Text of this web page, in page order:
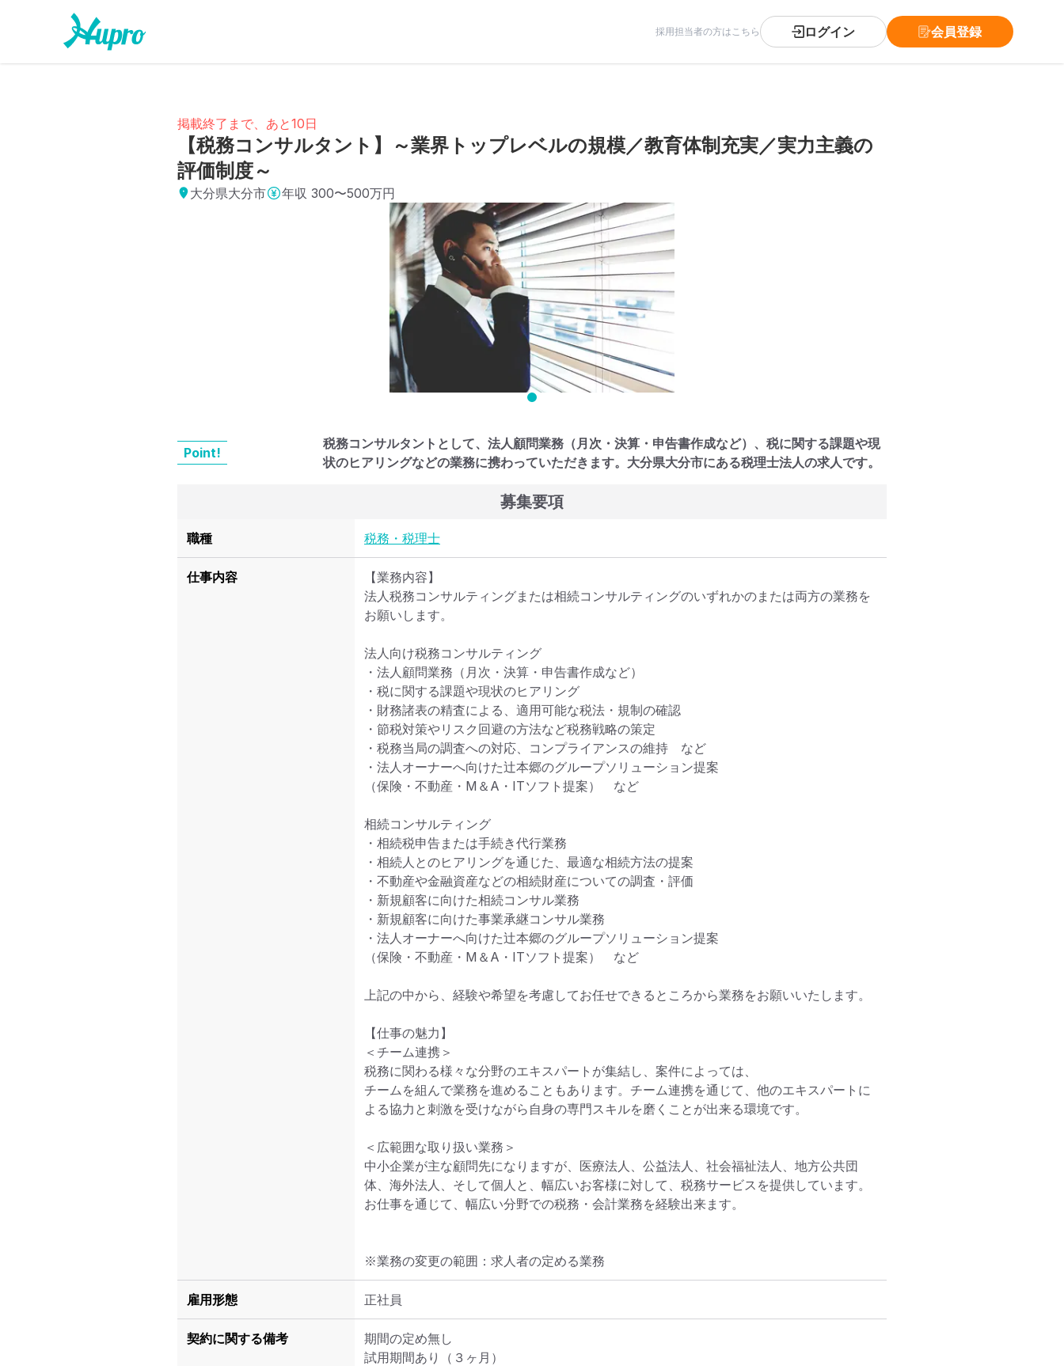
採用担当者の方はこちら ログイン 会員登録
掲載終了まで、あと10日
【税務コンサルタント】～業界トップレベルの規模／教育体制充実／実力主義の
評価制度～
大分県大分市 年収 300〜500万円
Point!
税務コンサルタントとして、法人顧問業務（月次・決算・申告書作成など）、税に関する課題や現
状のヒアリングなどの業務に携わっていただきます。大分県大分市にある税理士法人の求人です。
募集要項
職種 税務・税理士
仕事内容
【業務内容】
法人税務コンサルティングまたは相続コンサルティングのいずれかのまたは両方の業務を
お願いします。
法人向け税務コンサルティング
・法人顧問業務（月次・決算・申告書作成など）
・税に関する課題や現状のヒアリング
・財務諸表の精査による、適用可能な税法・規制の確認
・節税対策やリスク回避の方法など税務戦略の策定
・税務当局の調査への対応、コンプライアンスの維持　など
・法人オーナーへ向けた辻本郷のグループソリューション提案
（保険・不動産・М＆A・ITソフト提案）　など
相続コンサルティング
・相続税申告または手続き代行業務
・相続人とのヒアリングを通じた、最適な相続方法の提案
・不動産や金融資産などの相続財産についての調査・評価
・新規顧客に向けた相続コンサル業務
・新規顧客に向けた事業承継コンサル業務
・法人オーナーへ向けた辻本郷のグループソリューション提案
（保険・不動産・М＆A・ITソフト提案）　など
上記の中から、経験や希望を考慮してお任せできるところから業務をお願いいたします。
【仕事の魅力】
＜チーム連携＞
税務に関わる様々な分野のエキスパートが集結し、案件によっては、
チームを組んで業務を進めることもあります。チーム連携を通じて、他のエキスパートに
よる協力と刺激を受けながら自身の専門スキルを磨くことが出来る環境です。
＜広範囲な取り扱い業務＞
中小企業が主な顧問先になりますが、医療法人、公益法人、社会福祉法人、地方公共団
体、海外法人、そして個人と、幅広いお客様に対して、税務サービスを提供しています。
※業務の変更の範囲：求人者の定める業務
雇用形態 正社員
契約に関する備考
期間の定め無し
試用期間あり（３ヶ月）